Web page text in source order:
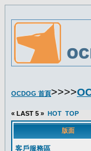
OCDOG 首頁>>>>